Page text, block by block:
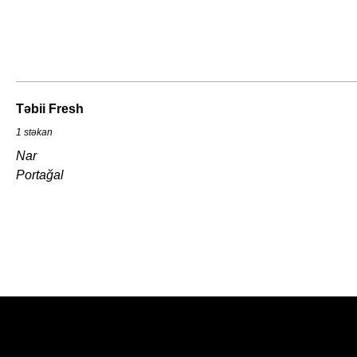
Təbii Fresh
1 stəkan
Nar
Portağal